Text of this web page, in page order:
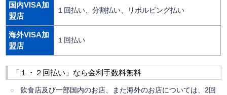
国内VISA加
盟店
１回払い、分割払い、リボルビング払い
海外VISA加
盟店
１回払い
「１・２回払い」なら金利手数料無料
飲食店及び一部国内のお店、また海外のお店については、2回